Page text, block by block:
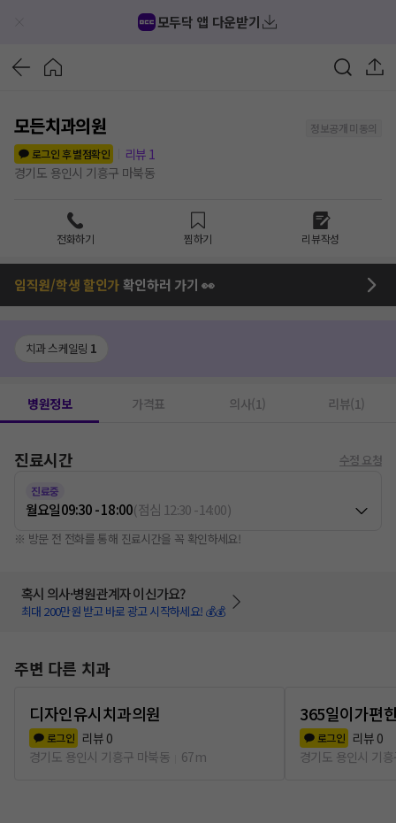
모두닥 앱 다운받기
모든치과의원
정보공개 미동의
로그인 후 별점확인
리뷰 1
경기도 용인시 기흥구 마북동
전화하기 찜하기 리뷰작성
임직원/학생 할인가확인하러 가기 👀
치과 스케일링 1
병원정보 가격표 의사(1) 리뷰(1)
진료시간 수정 요청
진료중
월요일09:30 - 18:00(점심 12:30-14:00)
※ 방문 전 전화를 통해 진료시간을 꼭 확인하세요!
혹시 의사·병원관계자 이신가요?
최대 200만원 받고 바로 광고 시작하세요! 💰💰
주변 다른 치과
디자인유시치과의원
로그인 리뷰 0
경기도 용인시 기흥구 마북동
67m
365일이가편
로그인 리뷰 0
경기도 용인시 기